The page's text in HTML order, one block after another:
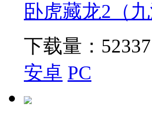
卧虎藏龙2（九
下载量： 52337
安卓 PC